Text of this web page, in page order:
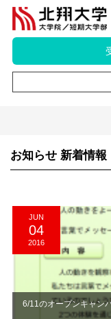
お知らせ 新着情報
JUN
04
2016
6/11のオープンキャン